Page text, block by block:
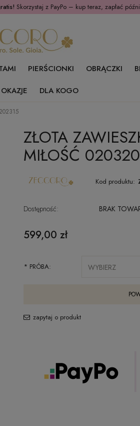
Skorzystaj z PayPo – kup teraz, zapłać
PIERŚCIONKI OBRĄCZKI
DLA KOGO
ZŁOTA
MIŁOŚĆ
Kod produktu:
Dostępność: BRAK
599,00 zł
* PRÓBA:
zapytaj o produkt